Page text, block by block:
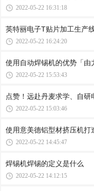
2022-05-22 16:31:18
英特丽电子T贴片加工生产
2022-05-22 16:24:20
使用自动焊锡机的优势「由
2022-05-22 15:53:43
点赞！远赴丹麦求学、自
2022-05-22 15:03:46
使用意美德铝型材挤压机打
2022-05-22 14:45:47
焊锡机焊锡的定义是什么
2022-05-22 14:12:15